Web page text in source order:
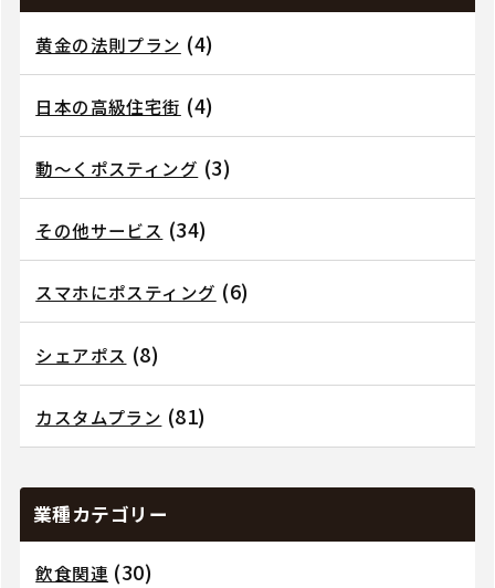
黄金の法則プラン (4)
日本の高級住宅街 (4)
動～くポスティング (3)
その他サービス (34)
スマホにポスティング (6)
シェアポス (8)
カスタムプラン (81)
業種カテゴリー
飲食関連 (30)